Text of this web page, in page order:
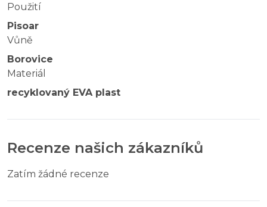
Použití
Pisoar
Vůně
Borovice
Materiál
recyklovaný EVA plast
Recenze našich zákazníků
Zatím žádné recenze